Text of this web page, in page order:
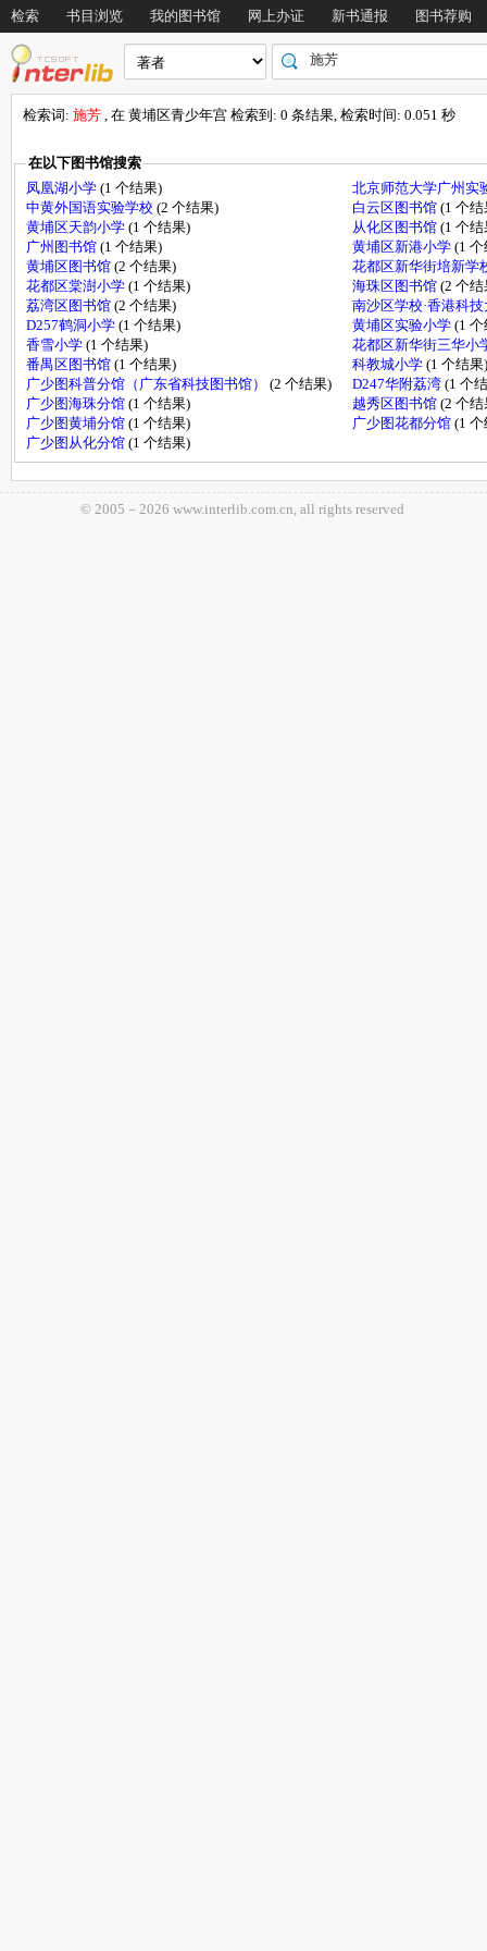
检索 书目浏览 我的图书馆 网上办证 新书通报 图书荐购
检索词: 施芳 , 在 黄埔区青少年宫 检索到: 0 条结果, 检索时间: 0.051 秒
在以下图书馆搜索
凤凰湖小学 (1 个结果)
北京师范大学广州实
中黄外国语实验学校 (2 个结果) 白云区图书馆 (1 个结
黄埔区天韵小学 (1 个结果) 从化区图书馆 (1 个结
广州图书馆 (1 个结果) 黄埔区新港小学 (1
黄埔区图书馆 (2 个结果)
花都区新华街培新学
花都区棠澍小学 (1 个结果) 海珠区图书馆 (2 个结
荔湾区图书馆 (2 个结果)
南沙区学校·香港科
D257鹤洞小学 (1 个结果) 黄埔区实验小学 (1
香雪小学 (1 个结果)
花都区新华街三华小
番禺区图书馆 (1 个结果) 科教城小学 (1 个结果)
广少图科普分馆（广东省科技图书馆） (2 个结果) D247华附荔湾 (1 个
广少图海珠分馆 (1 个结果) 越秀区图书馆 (2 个结
广少图黄埔分馆 (1 个结果) 广少图花都分馆 (1
广少图从化分馆 (1 个结果)
© 2005－ 2026 www.interlib.com.cn, all rights reserved